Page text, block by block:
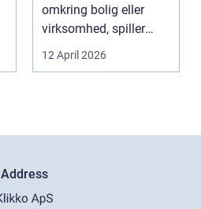
omkring bolig eller
virksomhed, spiller
belægningen en helt
centra...
12 April 2026
Address